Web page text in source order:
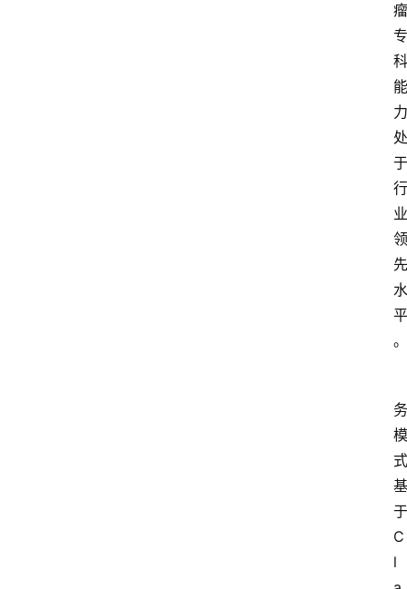
瘤
专
科
能
力
处
于
行
业
领
先
水
平
。
务
模
式
基
于
C
l